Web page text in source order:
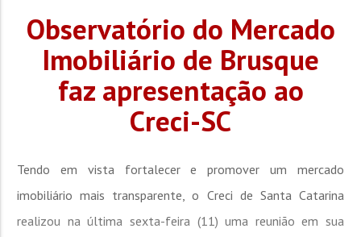
Observatório do Mercado
Imobiliário de Brusque
faz apresentação ao
Creci-SC
Tendo em vista fortalecer e promover um mercado
imobiliário mais transparente, o Creci de Santa Catarina
realizou na última sexta-feira (11) uma reunião em sua